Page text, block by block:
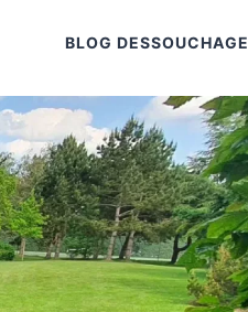
BLOG DESSOUCHAGE